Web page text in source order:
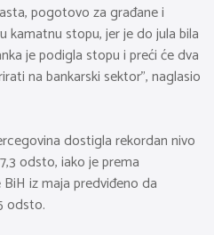
pogotovo za građane i
kamatnu stopu, jer je do jula bila
je podigla stopu i preći će dva
na bankarski sektor”, naglasio
dostigla rekordan nivo
odsto, iako je prema
iz maja predviđeno da
odsto.